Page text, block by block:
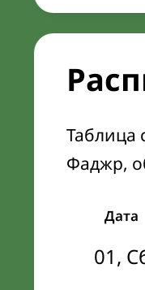
Таблица
Фаджр,
Дата
01,